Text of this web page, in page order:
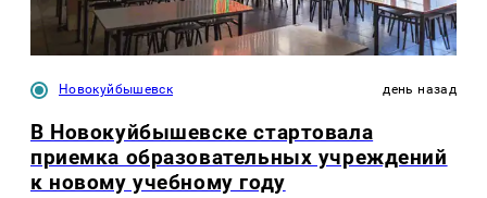
Новокуйбышевск день назад
В Новокуйбышевске стартовала
приемка образовательных учреждений
к новому учебному году